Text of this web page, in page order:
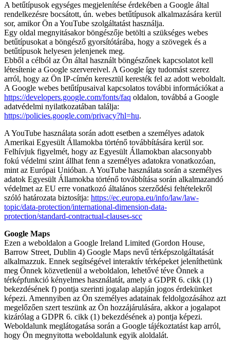
A betűtípusok egységes megjelenítése érdekében a Google által
rendelkezésre bocsátott, ún. webes betűtípusok alkalmazására kerül
sor, amikor Ön a YouTube szolgáltatást használja.
Egy oldal megnyitásakor böngészője betölti a szükséges webes
betűtípusokat a böngésző gyorsítótárába, hogy a szövegek és a
betűtípusok helyesen jelenjenek meg.
Ebből a célból az Ön által használt böngészőnek kapcsolatot kell
létesítenie a Google szervereivel. A Google így tudomást szerez
arról, hogy az Ön IP-címén keresztül keresték fel az adott weboldalt.
A Google webes betűtípusaival kapcsolatos további információkat a
https://developers.google.com/fonts/faq oldalon, továbbá a Google
adatvédelmi nyilatkozatában találja:
https://policies.google.com/privacy?hl=hu.
A YouTube használata során adott esetben a személyes adatok
Amerikai Egyesült Államokba történő továbbítására kerül sor.
Felhívjuk figyelmét, hogy az Egyesült Államokban alacsonyabb
fokú védelmi szint állhat fenn a személyes adatokra vonatkozóan,
mint az Európai Unióban. A YouTube használata során a személyes
adatok Egyesült Államokba történő továbbítása során alkalmazandó
védelmet az EU erre vonatkozó általános szerződési feltételekről
szóló határozata biztosítja: https://ec.europa.eu/info/law/law-
topic/data-protection/international-dimension-data-
protection/standard-contractual-clauses-scc
Google Maps
Ezen a weboldalon a Google Ireland Limited (Gordon House,
Barrow Street, Dublin 4) Google Maps nevű térképszolgáltatását
alkalmazzuk. Ennek segítségével interaktív térképeket jeleníthetünk
meg Önnek közvetlenül a weboldalon, lehetővé téve Önnek a
térképfunkció kényelmes használatát, amely a GDPR 6. cikk (1)
bekezdésének f) pontja szerinti jogalap alapján jogos érdekünket
képezi. Amennyiben az Ön személyes adatainak feldolgozásához azt
megelőzően szert teszünk az Ön hozzájárulására, akkor a jogalapot
kizárólag a GDPR 6. cikk (1) bekezdésének a) pontja képezi.
Weboldalunk meglátogatása során a Google tájékoztatást kap arról,
hogy Ön megnyitotta weboldalunk egyik aloldalát.